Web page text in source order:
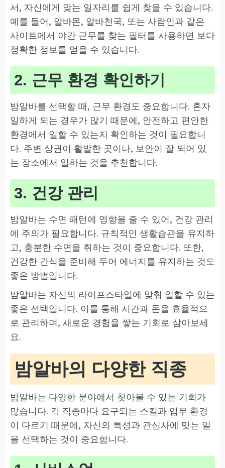
서, 자신에게 맞는 일자리를 쉽게 찾을 수 있습니다.
예를 들어, 알바몬, 알바천국, 또는 사람인과 같은
사이트에서 야간 근무를 찾는 필터를 사용하면 보다
정확한 정보를 얻을 수 있습니다.
2. 근무 환경 확인하기
밤알바를 선택할 때, 근무 환경도 중요합니다. 혼자
일하게 되는 경우가 많기 때문에, 안전하고 편안한
환경에서 일할 수 있는지 확인하는 것이 필요합니
다. 주변 상권이 활발한 곳이나, 보안이 잘 되어 있
는 장소에서 일하는 것을 추천합니다.
3. 건강 관리
밤알바는 수면 패턴에 영향을 줄 수 있어, 건강 관리
에 주의가 필요합니다. 규칙적인 생활습관을 유지하
고, 충분한 수면을 취하는 것이 중요합니다. 또한,
건강한 간식을 준비해 두어 에너지를 유지하는 것도
좋은 방법입니다.
밤알바는 자신의 라이프스타일에 맞춰 일할 수 있는
좋은 선택입니다. 이를 통해 시간과 돈을 효율적으
로 관리하며, 새로운 경험을 쌓는 기회로 삼아보세
요.
밤알바의 다양한 직종
밤알바는 다양한 분야에서 찾아볼 수 있는 기회가
많습니다. 각 직종마다 요구되는 스킬과 업무 환경
이 다르기 때문에, 자신의 특성과 관심사에 맞는 일
을 선택하는 것이 중요합니다.